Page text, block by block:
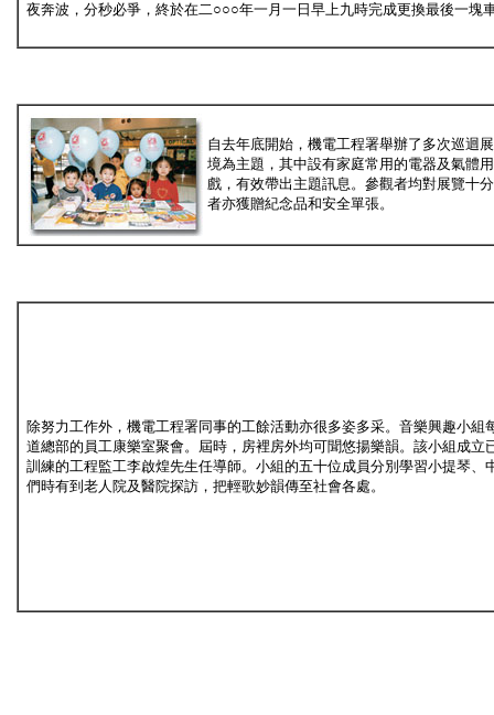
夜奔波，分秒必爭，終於在二○○○年一月一日早上九時完成更換最後一塊
自去年底開始，機電工程署舉辦了多次巡迴
境為主題，其中設有家庭常用的電器及氣體
戲，有效帶出主題訊息。參觀者均對展覽十
者亦獲贈紀念品和安全單張。
除努力工作外，機電工程署同事的工餘活動亦很多姿多采。音樂興趣小組
道總部的員工康樂室聚會。屆時，房裡房外均可聞悠揚樂韻。該小組成立
訓練的工程監工李啟煌先生任導師。小組的五十位成員分別學習小提琴、
們時有到老人院及醫院探訪，把輕歌妙韻傳至社會各處。